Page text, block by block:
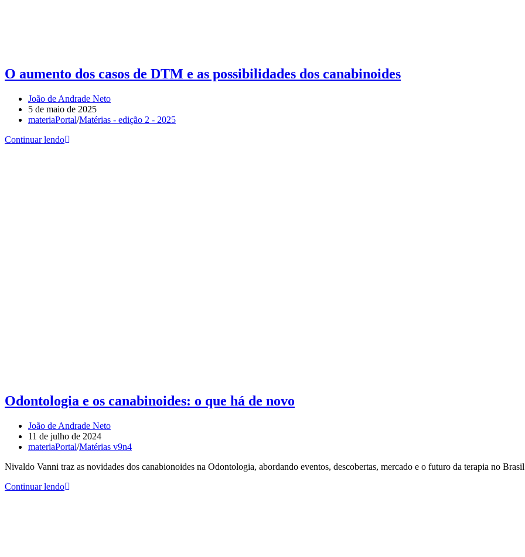
O aumento dos casos de DTM e as possibilidades dos canabinoides
João de Andrade Neto
5 de maio de 2025
materiaPortal/Matérias - edição 2 - 2025
Continuar lendo
Odontologia e os canabinoides: o que há de novo
João de Andrade Neto
11 de julho de 2024
materiaPortal/Matérias v9n4
Nivaldo Vanni traz as novidades dos canabionoides na Odontologia, abordando eventos, descobertas, mercado e o futuro da terapia no
Continuar lendo